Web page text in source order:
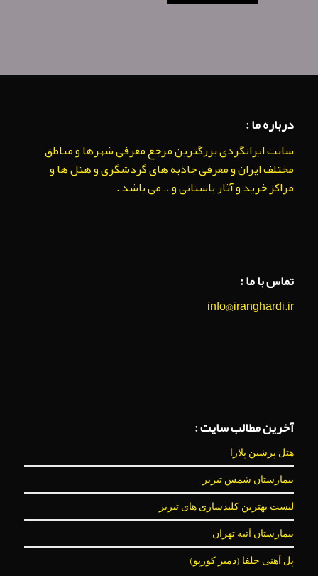
درباره ما :
سایت ایرانگردی بزرگترین مرجع معرفی شهرها و مناطق
مختلف ایران و معرفی جاذبه های گردشگری و هتل ها و
مراکز خرید و آثار باستانی و… می باشد .
تماس با ما :
info@iranghardi.ir
آخرین مطالب سایت :
هتل پرشین پلازا
بیمارستان شمس تبریز
لیست بهترین کلیدسازی های تبریز
بیمارستان آتیه تهران
پل آهنی جلفا (دمیر کورپو)